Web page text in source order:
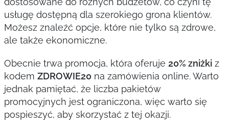
usługę dostępną dla szerokiego grona klientów.
Możesz znaleźć opcje, które nie tylko są zdrowe,
ale także ekonomiczne.
Obecnie trwa promocja, która oferuje 20% zniżkiz
kodem ZDROWIE20 na zamówienia online. Warto
jednak pamiętać, że liczba pakietów
promocyjnych jest ograniczona, więc warto się
pospieszyć, aby skorzystać z tej okazji.